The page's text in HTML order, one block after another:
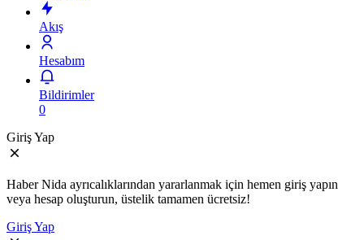
Akış
Hesabım
Bildirimler
0
Giriş Yap
Haber Nida ayrıcalıklarından yararlanmak için hemen giriş yapın
veya hesap oluşturun, üstelik tamamen ücretsiz!
Giriş Yap